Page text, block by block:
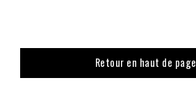
Retour en haut de page